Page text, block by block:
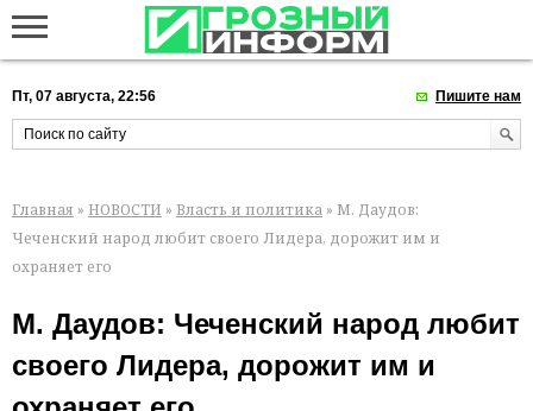
Пт, 07 августа, 22:56 Пишите нам
Главная » НОВОСТИ » Власть и политика » М. Даудов:
Чеченский народ любит своего Лидера, дорожит им и
охраняет его
М. Даудов: Чеченский народ любит
своего Лидера, дорожит им и